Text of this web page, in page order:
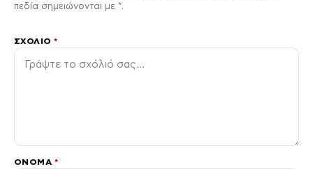
πεδία σημειώνονται με *.
ΣΧΌΛΙΟ*
ΌΝΟΜΑ *